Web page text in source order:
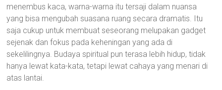
menembus kaca, warna-warna itu tersaji dalam nuansa
yang bisa mengubah suasana ruang secara dramatis. Itu
saja cukup untuk membuat seseorang melupakan gadget
sejenak dan fokus pada keheningan yang ada di
sekelilingnya. Budaya spiritual pun terasa lebih hidup, tidak
hanya lewat kata-kata, tetapi lewat cahaya yang menari di
atas lantai.